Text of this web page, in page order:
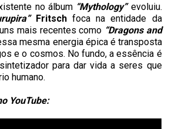
no álbum “Mythology”evoluiu.
Fritschfoca na entidade da
mais recentes como “Dragons and
mesma energia épica é transposta
e o cosmos. No fundo, a essência é
para dar vida a seres que
humano.
YouTube: